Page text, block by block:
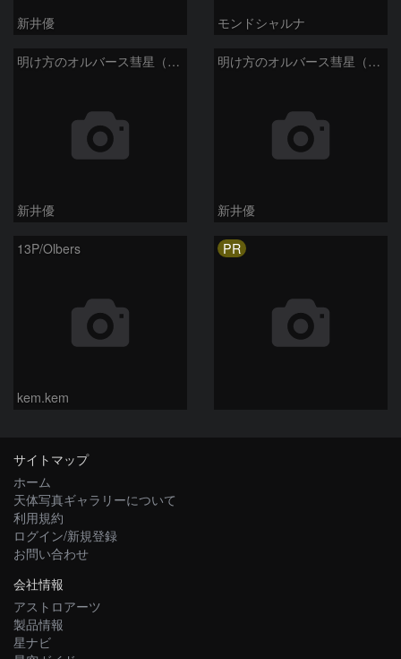
新井優 モンドシャルナ
明け方のオルバース彗星（13P)：2025/01/30
新井優
明け方のオルバース彗星（13P)：2025/01/27
新井優
13P/Olbers
kem.kem
PR
サイトマップ
ホーム
天体写真ギャラリーについて
利用規約
ログイン/新規登録
お問い合わせ
会社情報
アストロアーツ
製品情報
星ナビ